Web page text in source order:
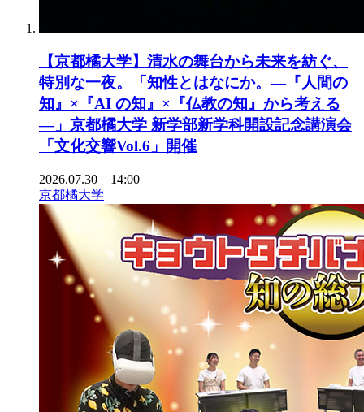
【京都橘大学】清水の舞台から未来を紡ぐ、
特別な一夜。「知性とはなにか。―『人間の
知』×『AI の知』×『仏教の知』から考える
―」京都橘大学 新学部新学科開設記念講演会
「文化交響Vol.6」開催
2026.07.30 14:00
京都橘大学